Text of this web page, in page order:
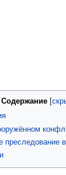
Содержание
преследование